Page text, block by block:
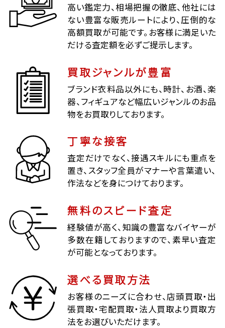
高い鑑定力、相場把握の徹底、他社には
ない豊富な販売ルートにより、圧倒的な
高額買取が可能です。お客様に満足いた
だける査定額を必ずご提示します。
買取ジャンルが豊富
ブランド衣料品以外にも、時計、お酒、楽
器、フィギュアなど幅広いジャンルのお品
物をお買取りしております。
丁寧な接客
査定だけでなく、接遇スキルにも重点を
置き、スタッフ全員がマナーや言葉遣い、
作法などを身につけております。
無料のスピード査定
経験値が高く、知識の豊富なバイヤーが
多数在籍しておりますので、素早い査定
が可能となっております。
選べる買取方法
お客様のニーズに合わせ、店頭買取・出
張買取・宅配買取・法人買取より買取方
法をお選びいただけます。